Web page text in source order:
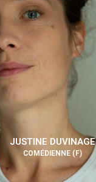
JUSTINE DUVINAGE
COMÉDIENNE (F)